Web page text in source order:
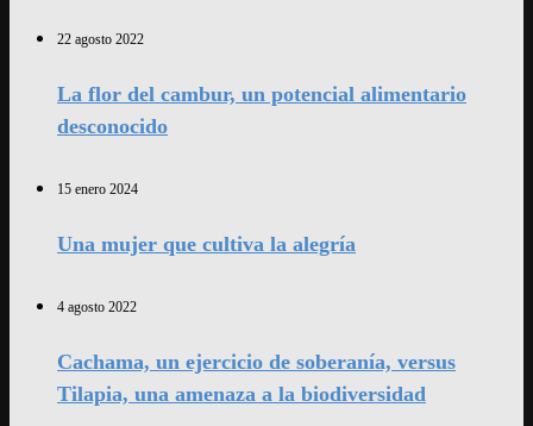
22 agosto 2022
La flor del cambur, un potencial alimentario
desconocido
15 enero 2024
Una mujer que cultiva la alegría
4 agosto 2022
Cachama, un ejercicio de soberanía, versus
Tilapia, una amenaza a la biodiversidad